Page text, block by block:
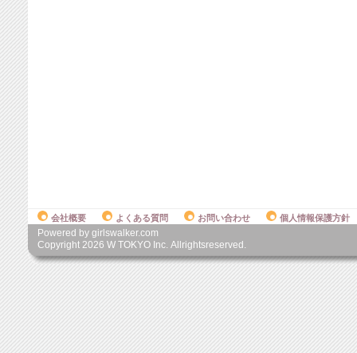
会社概要 よくある質問 お問い合わせ 個人情報保護方針
Powered by girlswalker.com
Copyright 2026 W TOKYO Inc. Allrightsreserved.